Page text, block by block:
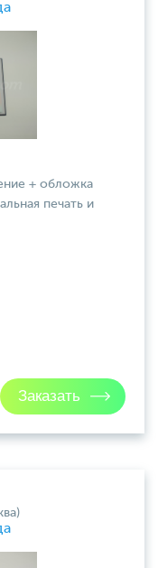
+ обложка
печать и